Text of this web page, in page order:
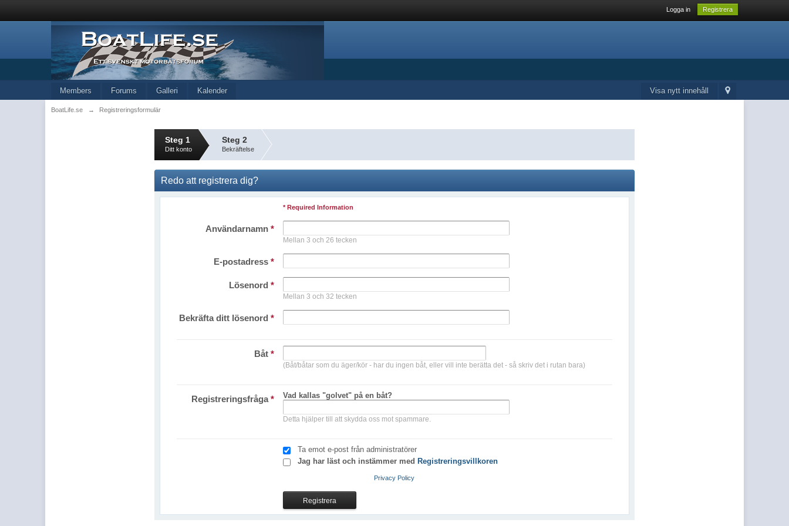
Logga in Registrera
Visa nytt innehåll
Members Forums Galleri Kalender
BoatLife.se → Registreringsformulär
Steg 1
Ditt konto
Steg 2
Bekräftelse
Redo att registrera dig?
* Required Information
Användarnamn *
Mellan 3 och 26 tecken
E-postadress *
Lösenord *
Mellan 3 och 32 tecken
Bekräfta ditt lösenord *
Båt *
(Båt/båtar som du äger/kör - har du ingen båt, eller vill inte berätta det - så skriv det i rutan bara)
Registreringsfråga* Vad kallas "golvet" på en båt?
Detta hjälper till att skydda oss mot spammare.
Ta emot e-post från administratörer
Jag har läst och instämmer med Registreringsvillkoren
Privacy Policy